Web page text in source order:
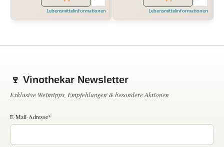
Lebensmittelinformationen Lebensmittelinformationen
🍷 Vinothekar Newsletter
Exklusive Weintipps, Empfehlungen & besondere Aktionen
E-Mail-Adresse*